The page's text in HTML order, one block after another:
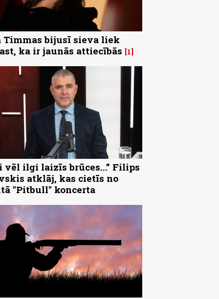
Timmas bijusī sieva liek
ka ir jaunās attiecībās 1
vēl ilgi laizīs brūces...” Filips
atklāj, kas cietīs no
"Pitbull" koncerta